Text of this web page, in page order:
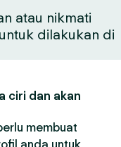
atau nikmati
dilakukan di
ciri dan akan
membuat
anda untuk